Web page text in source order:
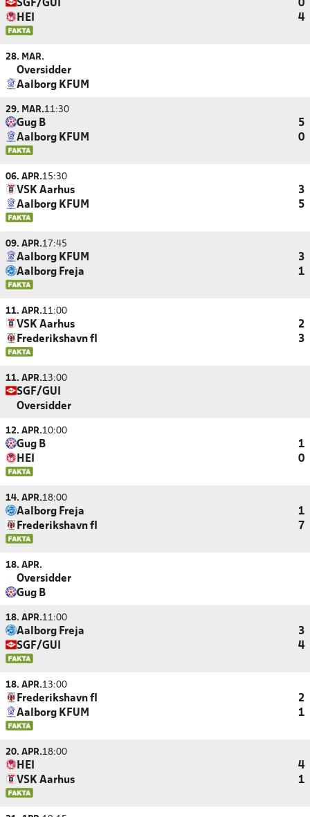
SGF/GUI
0
HEI
4
28. MAR.
Oversidder
Aalborg KFUM
29. MAR.11:30
Gug B
5
Aalborg KFUM
0
06. APR.15:30
VSK Aarhus
3
Aalborg KFUM
5
09. APR.17:45
Aalborg KFUM
3
Aalborg Freja
1
11. APR.11:00
VSK Aarhus
2
Frederikshavn fI
3
11. APR.13:00
SGF/GUI
Oversidder
12. APR.10:00
Gug B
1
HEI
0
14. APR.18:00
Aalborg Freja
1
Frederikshavn fI
7
18. APR.
Oversidder
Gug B
18. APR.11:00
Aalborg Freja
3
SGF/GUI
4
18. APR.13:00
Frederikshavn fI
2
Aalborg KFUM
1
20. APR.18:00
HEI
4
VSK Aarhus
1